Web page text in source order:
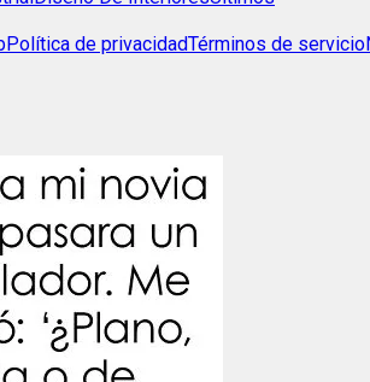
Política de privacidadTérminos de servicio